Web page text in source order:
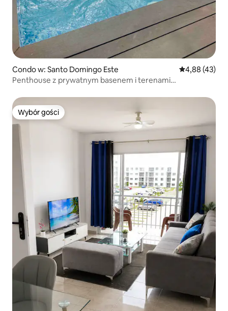
Condo w: Santo Domingo Este Średnia
4,88 (43)
Penthouse z prywatnym basenem i terenami
Wybór gości
Wybór gości